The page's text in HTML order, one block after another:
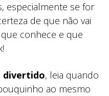
especialmente se for
de que não vai
conhece e que
divertido, leia quando
ao mesmo